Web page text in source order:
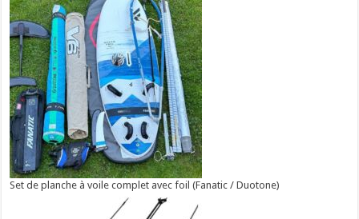
Set de planche à voile complet avec foil (Fanatic / Duotone)